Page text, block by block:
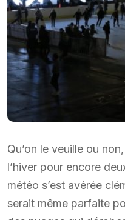
Qu’on le veuille ou
l’hiver pour encore
météo s’est avérée
serait même parfaite